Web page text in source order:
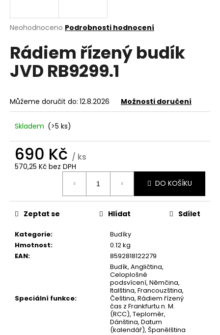
Průměrné
produktu
je
0,0
z
Neohodnoceno Podrobnosti hodnocení
Rádiem řízený budík
JVD RB9299.1
Můžeme doručit do: 12.8.2026 Možnosti doručení
Skladem (>5 ks)
690 Kč / ks
570,25 Kč bez DPH
DO KOŠÍKU
Kategorie:
Budíky
Hmotnost:
0.12 kg
EAN: 8592818122279
Speciální funkce:
Budík, Angličtina,
Celoplošné
podsvícení, Němčina,
Italština, Francouzština,
Čeština, Rádiem řízený
čas z Frankfurtu n. M.
(RCC), Teploměr,
Dánština, Datum
(kalendář), Španělština
Zeptat se Hlídat Sdílet
j
t
?
HLEDAT
D
o
r
u
u
e